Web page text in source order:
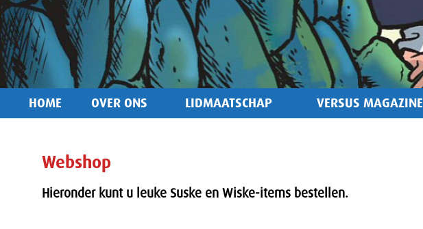
HOME OVER ONS LIDMAATSCHAP VERSUS MAGAZINE
Webshop
Hieronder kunt u leuke Suske en Wiske-items bestellen.